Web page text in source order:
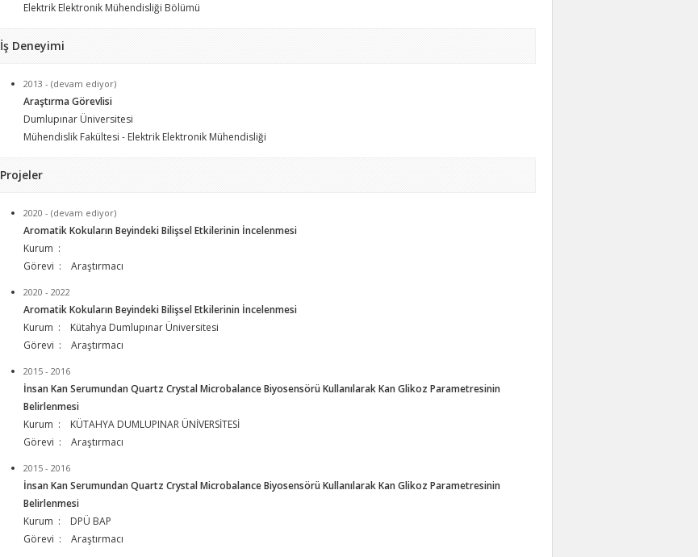
Elektrik Elektronik Mühendisliği Bölümü
İş Deneyimi
2013 - (devam ediyor)
Araştırma Görevlisi
Dumlupınar Üniversitesi
Mühendislik Fakültesi - Elektrik Elektronik Mühendisliği
Projeler
2020 - (devam ediyor)
Aromatik Kokuların Beyindeki Bilişsel Etkilerinin İncelenmesi
Kurum :
Görevi : Araştırmacı
2020 - 2022
Aromatik Kokuların Beyindeki Bilişsel Etkilerinin İncelenmesi
Kurum : Kütahya Dumlupınar Üniversitesi
Görevi : Araştırmacı
2015 - 2016
İnsan Kan Serumundan Quartz Crystal Microbalance Biyosensörü Kullanılarak Kan Glikoz Parametresinin
Belirlenmesi
Kurum : KÜTAHYA DUMLUPINAR ÜNİVERSİTESİ
Görevi : Araştırmacı
2015 - 2016
İnsan Kan Serumundan Quartz Crystal Microbalance Biyosensörü Kullanılarak Kan Glikoz Parametresinin
Belirlenmesi
Kurum : DPÜ BAP
Görevi : Araştırmacı